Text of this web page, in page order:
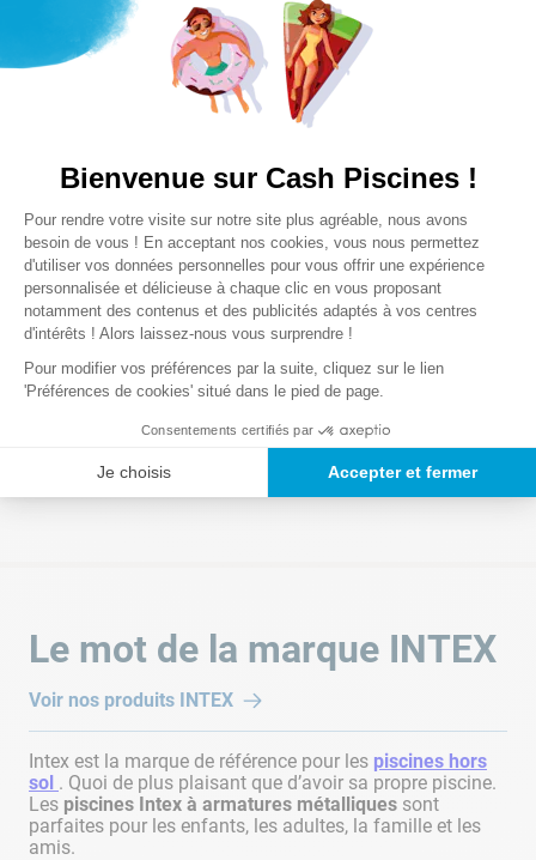
Votrecouvercle pour spapermet d'éviter que certains débris
tombent dans votre bassin. Cependant les baigneurs
aménent avec eux nombre de micro-organismes.
votre spa ne restera pas propre éternellement. Pour cela, nous
vous conseillons de
nettoyer le fond et les marches
jacuzzi gonflable puis detraiter l'eau régulièrement. Pour un
entretien sans effort en un minimum de temps, nous vous
recommandons d'opter pour unaspirateur pour spas
appareils sont spécialement adaptés pour aspirer les
d'accès. Ensuite avant de procéder au traitement, nous vous
Pour ce faire, vous devez réaliser desanalyses de votre eau
de bassin à l'aide de
ou d'untesteur digital
En fonction de vos résultats, vous n'aurez plus qu'à réajuster
traitements à base de
chloresont quasiment inefficaces en
raison de la forte température du bain à remous.
Lire la suite
Notre satisfaction, la votre
Avis clients
Chargement de la synthèse…
Veuillez vous connecter pour écrire un avis.
Le plus récent
Chargement des avis…
Le mot de la marque INTEX
Voir nos produits INTEX
Intex est la marque de référence pour les piscines hors
sol . Quoi de plus plaisant que d’avoir sa propre piscine.
Les piscines Intex à armatures métalliques sont
parfaites pour les enfants, les adultes, la famille et les
amis.
Bienvenue sur Cash Piscines !
Plateforme de Gestion du
Pour rendre votre visite sur notre site plus agréable, nous avons
besoin de vous ! En acceptant nos cookies, vous nous permettez
d'utiliser vos données personnelles pour vous offrir une expérience
personnalisée et délicieuse à chaque clic en vous proposant
notamment des contenus et des publicités adaptés à vos centres
d'intérêts ! Alors laissez-nous vous surprendre !
Pour modifier vos préférences par la suite, cliquez sur le lien
'Préférences de cookies' situé dans le pied de page.
Consentements certifiés par
Je choisis Accepter et fermer
Axeptio consent